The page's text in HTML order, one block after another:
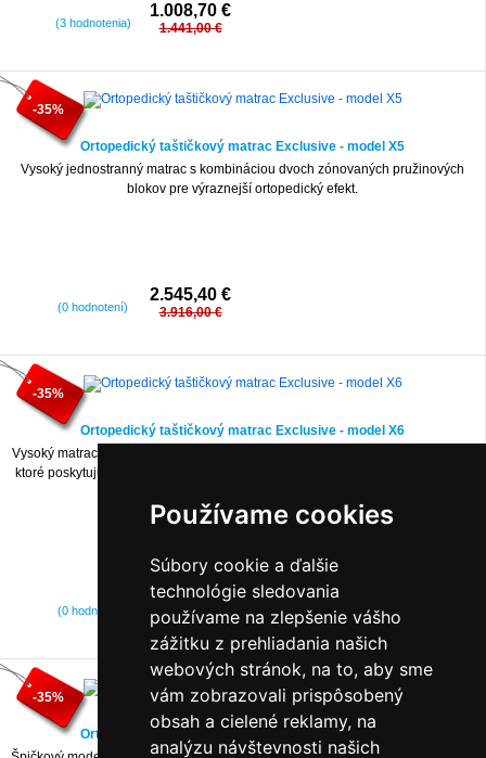
Používame cookies
Súbory cookie a ďalšie
technológie sledovania
používame na zlepšenie vášho
zážitku z prehliadania našich
webových stránok, na to, aby sme
vám zobrazovali prispôsobený
obsah a cielené reklamy, na
analýzu návštevnosti našich
(3 hodnotenia)
1.008,70 €
1.441,00 €
-35%
Ortopedický taštičkový matrac Exclusive - model X5
Vysoký jednostranný matrac s kombináciou dvoch zónovaných pružinových
blokov pre výraznejší ortopedický efekt.
(0 hodnotení)
2.545,40 €
3.916,00 €
-35%
Ortopedický taštičkový matrac Exclusive - model X6
Vysoký matrac strednej tvrdosti zložený z dvoch pružinových blokov Medizone,
ktoré poskytujú chrbtici vynikajúcu podporu a umožňujú plne relaxovať počas
(0 hodnotení)
2.828,15 €
4.351,00 €
-35%
Ortopedický taštičkový matrac Exclusive - model X7